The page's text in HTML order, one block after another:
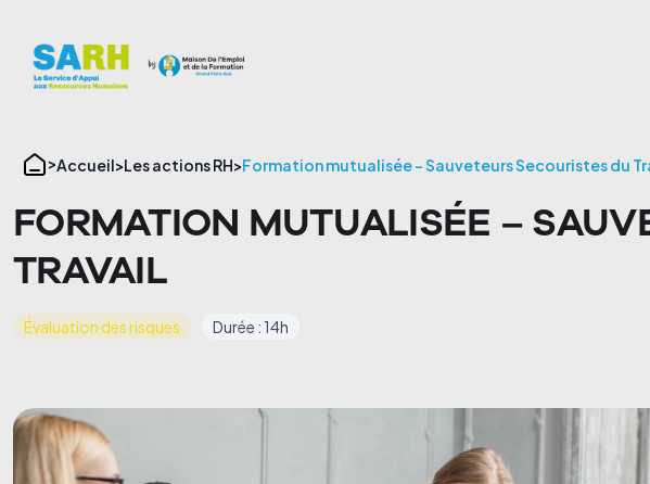
Accueil Les actions RH Formation mutualisée – Sauveteurs Secouristes du
FORMATION MUTUALISÉE –
TRAVAIL
Évaluation des risques Durée : 14h